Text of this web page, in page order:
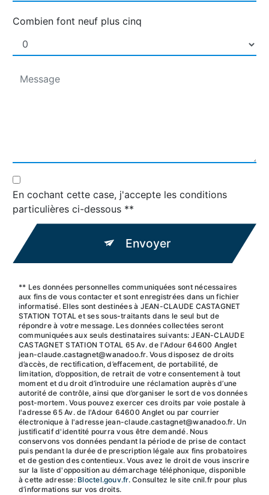
Combien font neuf plus cinq
En cochant cette case, j'accepte les conditions
particulières ci-dessous **
Envoyer
** Les données personnelles communiquées sont nécessaires
aux fins de vous contacter et sont enregistrées dans un fichier
informatisé. Elles sont destinées à JEAN-CLAUDE CASTAGNET
STATION TOTAL et ses sous-traitants dans le seul but de
répondre à votre message. Les données collectées seront
communiquées aux seuls destinataires suivants: JEAN-CLAUDE
CASTAGNET STATION TOTAL 65 Av. de l'Adour 64600 Anglet
jean-claude.castagnet@wanadoo.fr. Vous disposez de droits
d’accès, de rectification, d’effacement, de portabilité, de
limitation, d’opposition, de retrait de votre consentement à tout
moment et du droit d’introduire une réclamation auprès d’une
autorité de contrôle, ainsi que d’organiser le sort de vos données
post-mortem. Vous pouvez exercer ces droits par voie postale à
l'adresse 65 Av. de l'Adour 64600 Anglet ou par courrier
électronique à l'adresse jean-claude.castagnet@wanadoo.fr. Un
justificatif d'identité pourra vous être demandé. Nous
conservons vos données pendant la période de prise de contact
puis pendant la durée de prescription légale aux fins probatoires
et de gestion des contentieux. Vous avez le droit de vous inscrire
sur la liste d'opposition au démarchage téléphonique, disponible
à cette adresse: Bloctel.gouv.fr. Consultez le site cnil.fr pour plus
d’informations sur vos droits.